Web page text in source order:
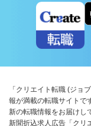
「クリエイト転職 (ジョ
報が満載の転職サイトで
新の転職情報をお届けし
新聞折込求人広告「クリ